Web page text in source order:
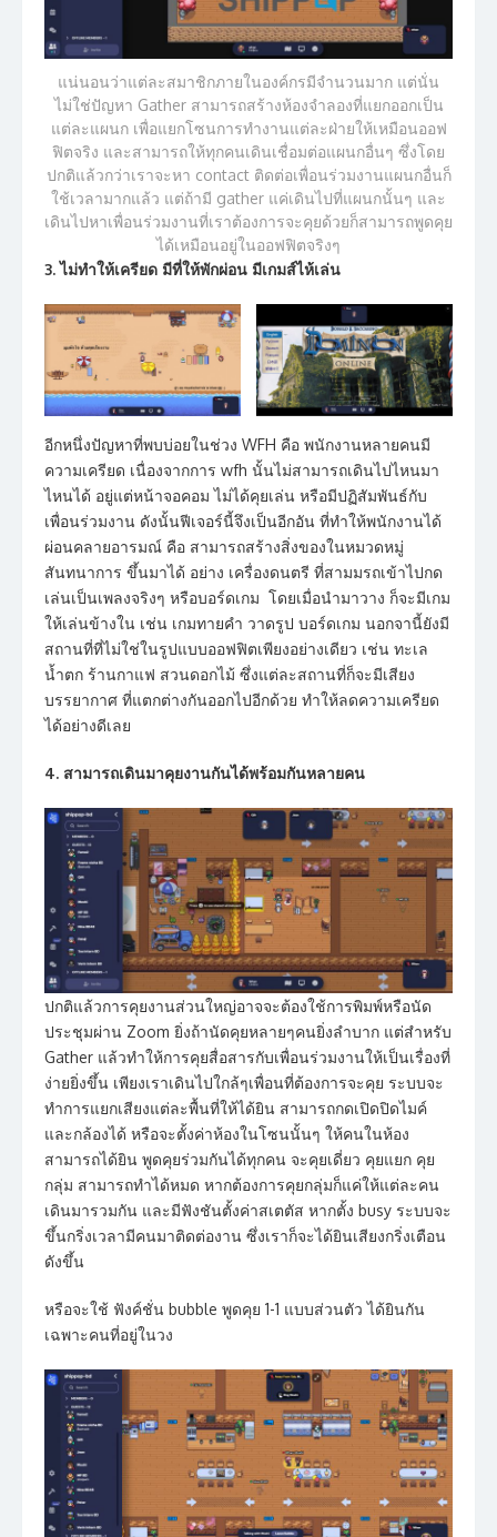
แน่นอนว่าแต่ละสมาชิกภายในองค์กรมีจำนวนมาก แต่นั่น
ไม่ใช่ปัญหา Gather สามารถสร้างห้องจำลองที่แยกออกเป็น
แต่ละแผนก เพื่อแยกโซนการทำงานแต่ละฝ่ายให้เหมือนออฟ
ฟิตจริง และสามารถให้ทุกคนเดินเชื่อมต่อแผนกอื่นๆ ซึ่งโดย
ปกติแล้วกว่าเราจะหา contact ติดต่อเพื่อนร่วมงานแผนกอื่นก็
ใช้เวลามากแล้ว แต่ถ้ามี gather แค่เดินไปที่แผนกนั้นๆ และ
เดินไปหาเพื่อนร่วมงานที่เราต้องการจะคุยด้วยก็สามารถพูดคุย
ได้เหมือนอยู่ในออฟฟิตจริงๆ
3. ไม่ทำให้เครียด มีที่ให้พักผ่อน มีเกมส์ไห้เล่น
อีกหนึ่งปัญหาที่พบบ่อยในช่วง WFH คือ พนักงานหลายคนมี
ความเครียด เนื่องจากการ wfh นั้นไม่สามารถเดินไปไหนมา
ไหนได้ อยู่แต่หน้าจอคอม ไม่ได้คุยเล่น หรือมีปฏิสัมพันธ์กับ
เพื่อนร่วมงาน ดังนั้นฟีเจอร์นี้จึงเป็นอีกอัน ที่ทำให้พนักงานได้
ผ่อนคลายอารมณ์ คือ สามารถสร้างสิ่งของในหมวดหมู่
สันทนาการ ขึ้นมาได้ อย่าง เครื่องดนตรี ที่สามมรถเข้าไปกด
เล่นเป็นเพลงจริงๆ หรือบอร์ดเกม โดยเมื่อนำมาวาง ก็จะมีเกม
ให้เล่นข้างใน เช่น เกมทายคำ วาดรูป บอร์ดเกม นอกจานี้ยังมี
สถานที่ที่ไม่ใช่ในรูปแบบออฟฟิตเพียงอย่างเดียว เช่น ทะเล
น้ำตก ร้านกาแฟ สวนดอกไม้ ซึ่งแต่ละสถานที่ก็จะมีเสียง
บรรยากาศ ที่แตกต่างกันออกไปอีกด้วย ทำให้ลดความเครียด
ได้อย่างดีเลย
4. สามารถเดินมาคุยงานกันได้พร้อมกันหลายคน
ปกติแล้วการคุยงานส่วนใหญ่อาจจะต้องใช้การพิมพ์หรือนัด
ประชุมผ่าน Zoom ยิ่งถ้านัดคุยหลายๆคนยิ่งลำบาก แต่สำหรับ
Gather แล้วทำให้การคุยสื่อสารกับเพื่อนร่วมงานให้เป็นเรื่องที่
ง่ายยิ่งขึ้น เพียงเราเดินไปใกล้ๆเพื่อนที่ต้องการจะคุย ระบบจะ
ทำการแยกเสียงแต่ละพื้นที่ให้ได้ยิน สามารถกดเปิดปิดไมค์
และกล้องได้ หรือจะตั้งค่าห้องในโซนนั้นๆ ให้คนในห้อง
สามารถได้ยิน พูดคุยร่วมกันได้ทุกคน จะคุยเดี่ยว คุยแยก คุย
กลุ่ม สามารถทำได้หมด หากต้องการคุยกลุ่มก็แค่ให้แต่ละคน
เดินมารวมกัน และมีฟังชันตั้งค่าสเตตัส หากตั้ง busy ระบบจะ
ขึ้นกริ่งเวลามีคนมาติดต่องาน ซึ่งเราก็จะได้ยินเสียงกริ่งเตือน
ดังขึ้น
หรือจะใช้ ฟังค์ชั่น bubble พูดคุย 1-1 แบบส่วนตัว ได้ยินกัน
เฉพาะคนที่อยู่ในวง